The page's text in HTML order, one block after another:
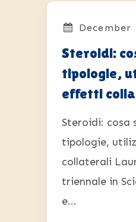
December
Steroidi:
tipologie,
effetti
Steroidi: cosa
tipologie,
collaterali
triennale in
e...